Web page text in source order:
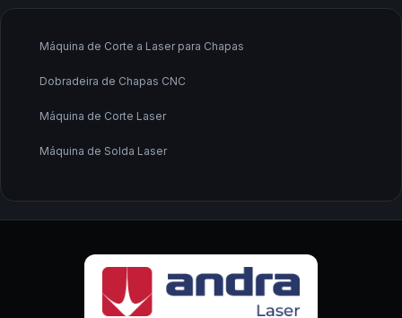
Máquina de Corte a Laser para Chapas
Dobradeira de Chapas CNC
Máquina de Corte Laser
Máquina de Solda Laser
Fornecedor de Máquina de Corte a Laser
Fornecedor de Máquina de Solda a Laser
Calandra CNC